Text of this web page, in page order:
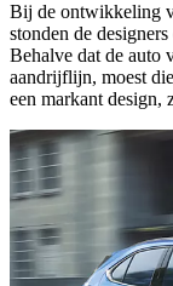
Bij de ontwikkeling
stonden de
Behalve dat de auto
aandrijflijn, moest
een markant design,